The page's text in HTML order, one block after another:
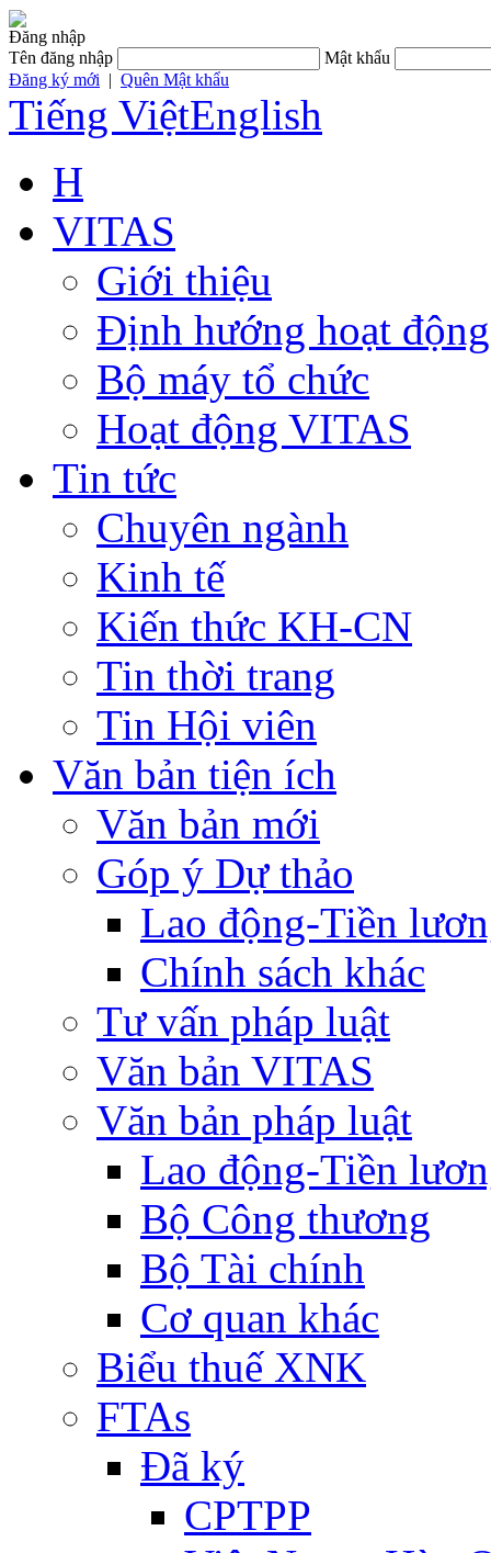
Đăng nhập
Tên đăng nhập
Mật khẩu
Đăng ký mới | Quên Mật khẩu
Tiếng ViệtEnglish
H
VITAS
Giới thiệu
Định hướng hoạt động
Bộ máy tổ chức
Hoạt động VITAS
Tin tức
Chuyên ngành
Kinh tế
Kiến thức KH-CN
Tin thời trang
Tin Hội viên
Văn bản tiện ích
Văn bản mới
Góp ý Dự thảo
Lao động-Tiền
Chính sách khác
Tư vấn pháp luật
Văn bản VITAS
Văn bản pháp luật
Lao động-Tiền
Bộ Công thương
Bộ Tài chính
Cơ quan khác
Biểu thuế XNK
FTAs
Đã ký
CPTPP